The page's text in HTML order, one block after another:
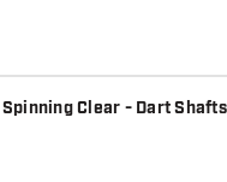
Clear - Dart Shafts